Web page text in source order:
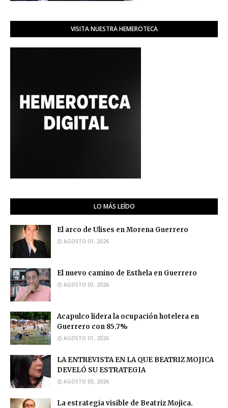
VISITA NUESTRA HEMEROTECA
LO MÁS LEÍDO
El arco de Ulises en Morena Guerrero
AGOSTO 01, 2026
El nuevo camino de Esthela en Guerrero
AGOSTO 03, 2026
Acapulco lidera la ocupación hotelera en
Guerrero con 85.7%
AGOSTO 01, 2026
LA ENTREVISTA EN LA QUE BEATRIZ MOJICA
DEVELÓ SU ESTRATEGIA
AGOSTO 03, 2026
La estrategia visible de Beatriz Mojica.